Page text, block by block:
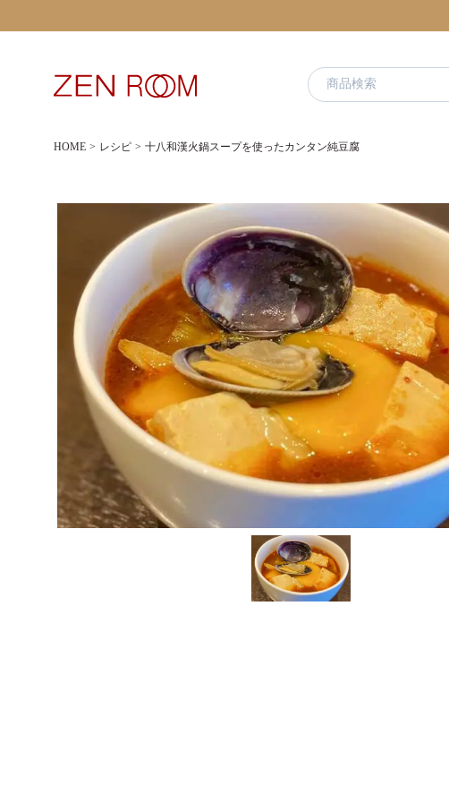
HOME レシピ 十八和漢火鍋スープを使ったカンタン純豆腐